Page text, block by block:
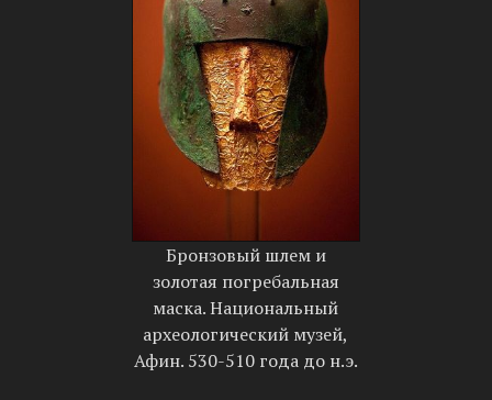
Бронзовый шлем и
золотая погребальная
маска. Национальный
археологический музей,
Афин. 530-510 года до н.э.